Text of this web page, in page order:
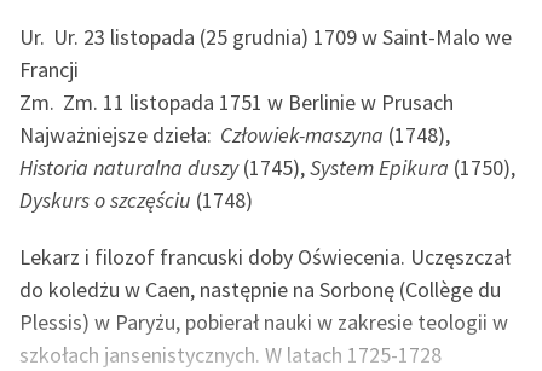
Odkurzamy bohaterów
Szkoła Poezji Wolnych
Lektur
O nas
O projekcie
Zespół
Ur. Ur. 23 listopada (25 grudnia) 1709 w Saint-Malo we
Francji
Zm. Zm. 11 listopada 1751 w Berlinie w Prusach
Najważniejsze dzieła: Człowiek-maszyna (1748),
Historia naturalna duszy(1745),System Epikura (1750),
Dyskurs o szczęściu (1748)
Lekarz i filozof francuski doby Oświecenia. Uczęszczał
do koledżu w Caen, następnie na Sorbonę (Collège du
Plessis) w Paryżu, pobierał nauki w zakresie teologii w
szkołach jansenistycznych. W latach 1725-1728